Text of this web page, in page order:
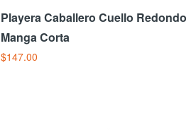
Playera Caballero Cuello Redondo
Manga Corta
$147.00Añadir Al Carrito
corta cuello y puño de color
$138.00
Camiseta Caballero